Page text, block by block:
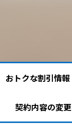
おトクな割引情報
契約内容の変更